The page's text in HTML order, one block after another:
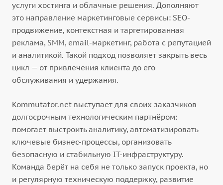
услуги хостинга и облачные решения. Дополняют
это направление маркетинговые сервисы: SEO-
продвижение, контекстная и таргетированная
реклама, SMM, email-маркетинг, работа с репутацией
и аналитикой. Такой подход позволяет закрыть весь
цикл — от привлечения клиента до его
обслуживания и удержания.
Kommutator.net выступает для своих заказчиков
долгосрочным технологическим партнёром:
помогает выстроить аналитику, автоматизировать
ключевые бизнес-процессы, организовать
безопасную и стабильную IT-инфраструктуру.
Команда берёт на себя не только запуск проекта, но
и регулярную техническую поддержку, развитие